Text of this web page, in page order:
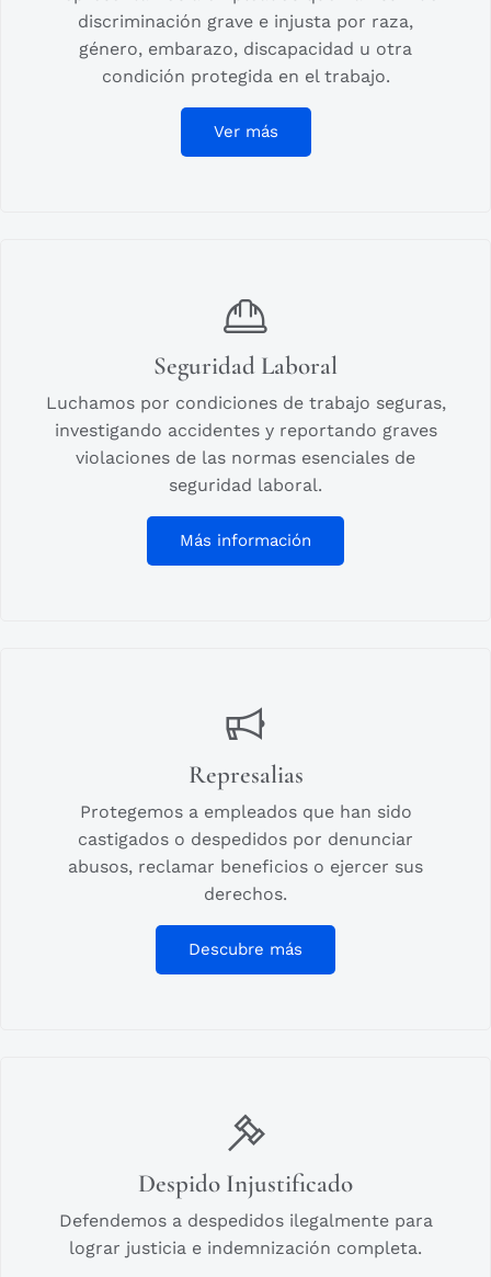
discriminación grave e injusta por raza,
género, embarazo, discapacidad u otra
condición protegida en el trabajo.
Ver más
Seguridad Laboral
Luchamos por condiciones de trabajo seguras,
investigando accidentes y reportando graves
violaciones de las normas esenciales de
seguridad laboral.
Más información
Represalias
Protegemos a empleados que han sido
castigados o despedidos por denunciar
abusos, reclamar beneficios o ejercer sus
derechos.
Descubre más
Despido Injustificado
Defendemos a despedidos ilegalmente para
lograr justicia e indemnización completa.